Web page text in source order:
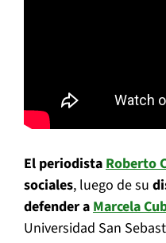
El periodistaRoberto
sociales, luego de su
defender aMarcela
Universidad San